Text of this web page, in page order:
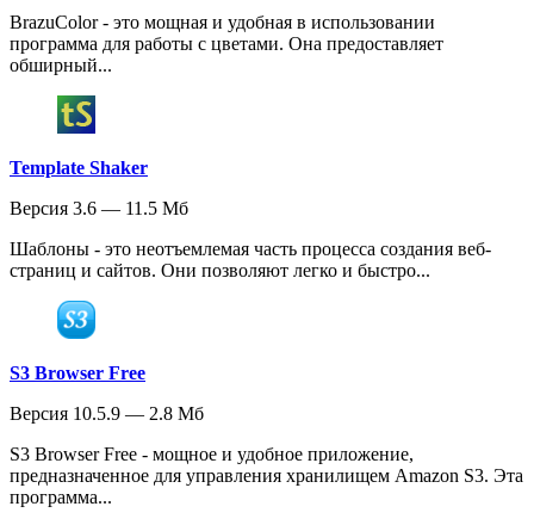
BrazuColor - это мощная и удобная в использовании
программа для работы с цветами. Она предоставляет
обширный...
Template Shaker
Версия 3.6 — 11.5 Мб
Шаблоны - это неотъемлемая часть процесса создания веб-
страниц и сайтов. Они позволяют легко и быстро...
S3 Browser Free
Версия 10.5.9 — 2.8 Мб
S3 Browser Free - мощное и удобное приложение,
предназначенное для управления хранилищем Amazon S3. Эта
программа...